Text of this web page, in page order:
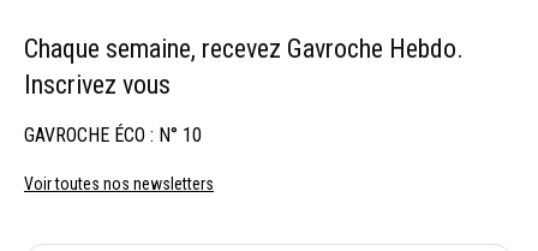
Chaque semaine, recevez Gavroche Hebdo.
Inscrivez vous
GAVROCHE ÉCO : N° 10
Voir toutes nos newsletters